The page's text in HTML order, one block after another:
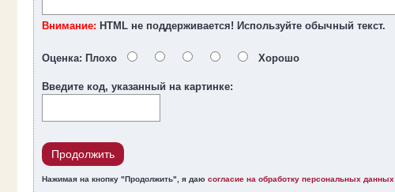
Внимание: HTML не поддерживается! Используйте обычный текст.
Оценка: Плохо Хорошо
Введите код, указанный на картинке:
Продолжить
Нажимая на кнопку "Продолжить", я даю согласие на обработку персональных данных